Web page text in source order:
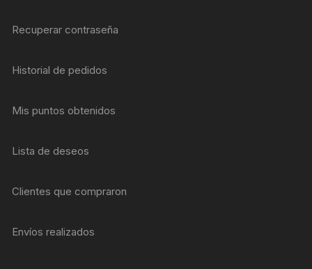
Recuperar contraseña
Historial de pedidos
Mis puntos obtenidos
Lista de deseos
Clientes que compraron
Envíos realizados